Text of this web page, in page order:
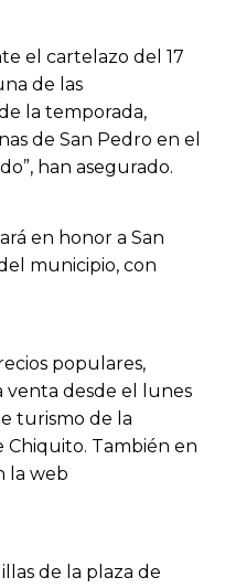
el cartelazo del 17
de las
la temporada,
de San Pedro en el
han asegurado.
en honor a San
municipio, con
populares,
venta desde el lunes
turismo de la
Chiquito. También en
la web
de la plaza de